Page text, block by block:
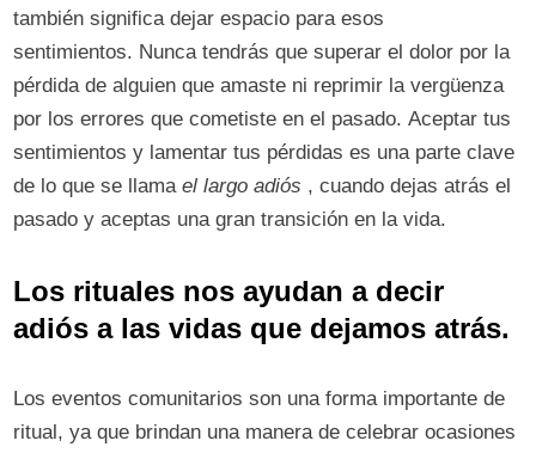
también significa dejar espacio para esos
sentimientos. Nunca tendrás que superar el dolor por la
pérdida de alguien que amaste ni reprimir la vergüenza
por los errores que cometiste en el pasado. Aceptar tus
sentimientos y lamentar tus pérdidas es una parte clave
de lo que se llamael largo adiós , cuando dejas atrás el
pasado y aceptas una gran transición en la vida.
Los rituales nos ayudan a decir
adiós a las vidas que dejamos atrás.
Los eventos comunitarios son una forma importante de
ritual, ya que brindan una manera de celebrar ocasiones